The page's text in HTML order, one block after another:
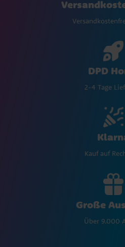
DPD
2-4 Tage
Kauf auf
Große
Über 9.000